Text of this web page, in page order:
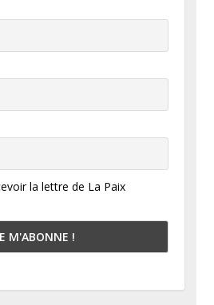
la lettre de La Paix